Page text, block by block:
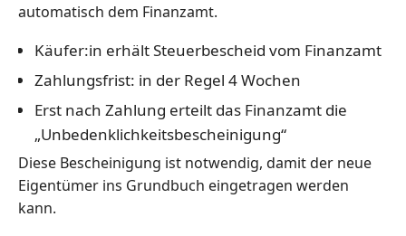
automatisch dem Finanzamt.
Käufer:in erhält Steuerbescheid vom Finanzamt
Zahlungsfrist: in der Regel 4 Wochen
Erst nach Zahlung erteilt das Finanzamt die
„Unbedenklichkeitsbescheinigung“
Diese Bescheinigung ist notwendig, damit der neue
Eigentümer ins Grundbuch eingetragen werden
kann.